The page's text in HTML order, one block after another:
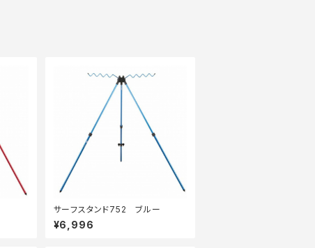
サーフスタンド752 ブルー
¥6,996